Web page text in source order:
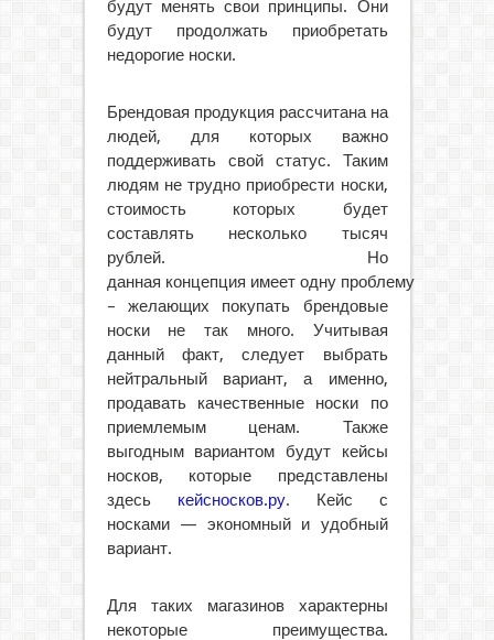
будут менять свои принципы. Они
будут продолжать приобретать
недорогие носки.
Брендовая продукция рассчитана на
людей, для которых важно
поддерживать свой статус. Таким
людям не трудно приобрести носки,
стоимость которых будет
составлять несколько тысяч
рублей. Но
данная концепция имеет одну проблему
– желающих покупать брендовые
носки не так много. Учитывая
данный факт, следует выбрать
нейтральный вариант, а именно,
продавать качественные носки по
приемлемым ценам. Также
выгодным вариантом будут кейсы
носков, которые представлены
здесь кейсносков.ру. Кейс с
носками — экономный и удобный
вариант.
Для таких магазинов характерны
некоторые преимущества.